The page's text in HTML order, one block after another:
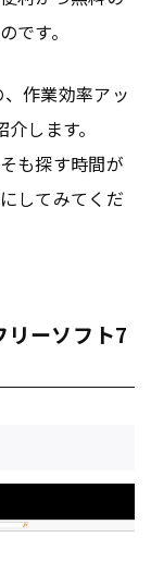
です。
作業効率アッ
します。
も探す時間が
してみてくだ
ーソフト7